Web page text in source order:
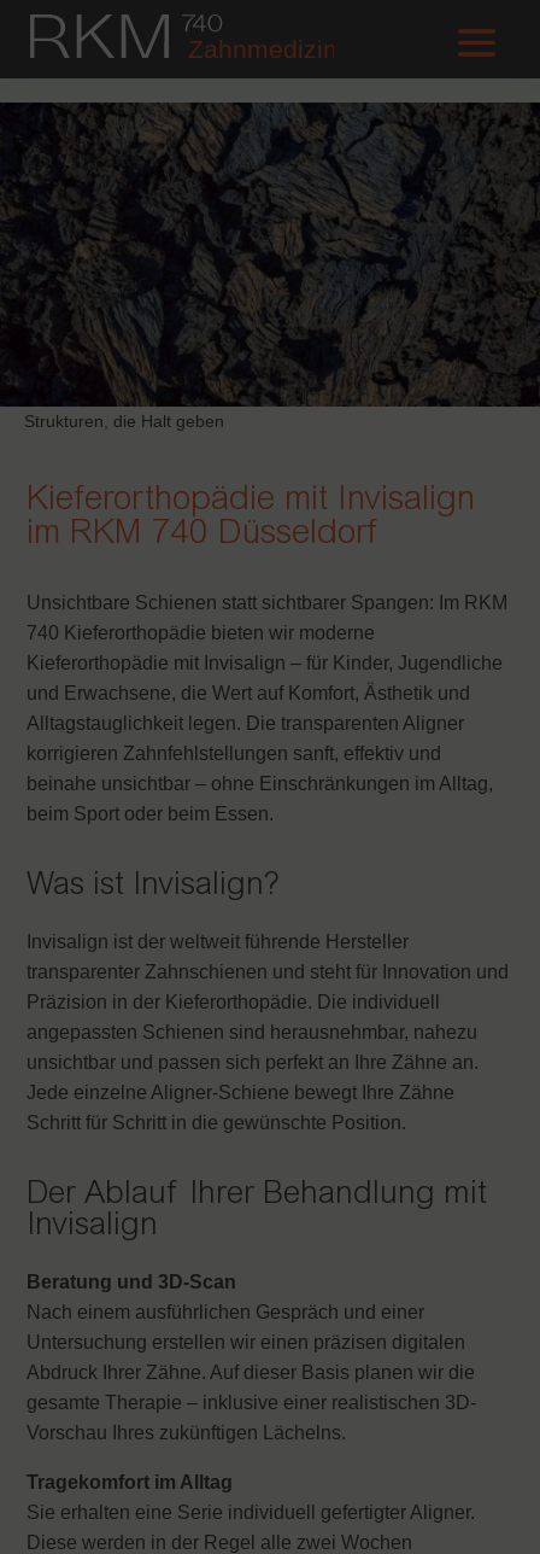
Strukturen, die Halt geben
Kieferorthopädie mit Invisalign
im RKM 740 Düsseldorf
Unsichtbare Schienen statt sichtbarer Spangen: Im RKM
740 Kieferorthopädie bieten wir moderne
Kieferorthopädie mit Invisalign – für Kinder, Jugendliche
und Erwachsene, die Wert auf Komfort, Ästhetik und
Alltagstauglichkeit legen. Die transparenten Aligner
korrigieren Zahnfehlstellungen sanft, effektiv und
beinahe unsichtbar – ohne Einschränkungen im Alltag,
beim Sport oder beim Essen.
Was ist Invisalign?
Invisalign ist der weltweit führende Hersteller
transparenter Zahnschienen und steht für Innovation und
Präzision in der Kieferorthopädie. Die individuell
angepassten Schienen sind herausnehmbar, nahezu
unsichtbar und passen sich perfekt an Ihre Zähne an.
Jede einzelne Aligner-Schiene bewegt Ihre Zähne
Schritt für Schritt in die gewünschte Position.
Der Ablauf Ihrer Behandlung mit
Invisalign
Beratung und 3D-Scan
Nach einem ausführlichen Gespräch und einer
Untersuchung erstellen wir einen präzisen digitalen
Abdruck Ihrer Zähne. Auf dieser Basis planen wir die
gesamte Therapie – inklusive einer realistischen 3D-
Vorschau Ihres zukünftigen Lächelns.
Tragekomfort im Alltag
Sie erhalten eine Serie individuell gefertigter Aligner.
Diese werden in der Regel alle zwei Wochen